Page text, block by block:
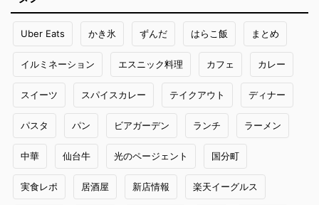
Uber Eats かき氷 ずんだ はらこ飯 まとめ
イルミネーション エスニック料理 カフェ カレー
スイーツ スパイスカレー テイクアウト ディナー
パスタ パン ビアガーデン ランチ ラーメン
中華 仙台牛 光のページェント 国分町
実食レポ 居酒屋 新店情報 楽天イーグルス